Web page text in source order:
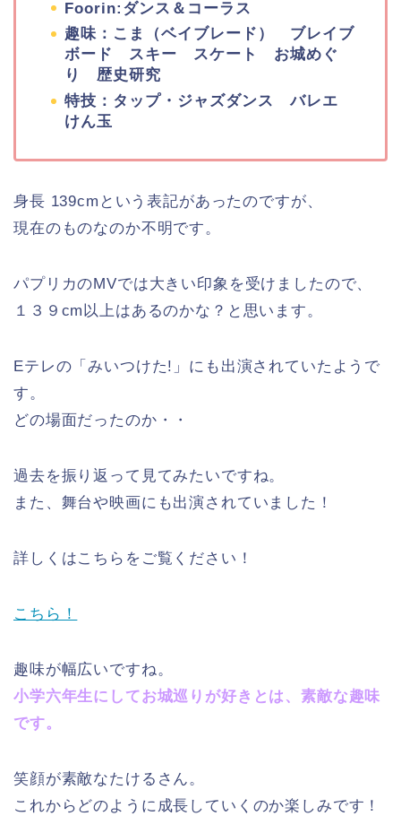
Foorin:ダンス＆コーラス
趣味：こま（ベイブレード） ブレイブ
ボード スキー スケート お城めぐ
り 歴史研究
特技：タップ・ジャズダンス バレエ
けん玉
身長 139cmという表記があったのですが、
現在のものなのか不明です。
パプリカのMVでは大きい印象を受けましたので、
１３９cm以上はあるのかな？と思います。
Eテレの「みいつけた!」にも出演されていたようで
す。
どの場面だったのか・・
過去を振り返って見てみたいですね。
また、舞台や映画にも出演されていました！
詳しくはこちらをご覧ください！
こちら！
趣味が幅広いですね。
小学六年生にしてお城巡りが好きとは、素敵な趣味
です。
笑顔が素敵なたけるさん。
これからどのように成長していくのか楽しみです！